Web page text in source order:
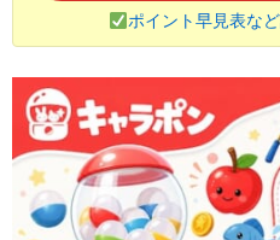
ポイント早見表な